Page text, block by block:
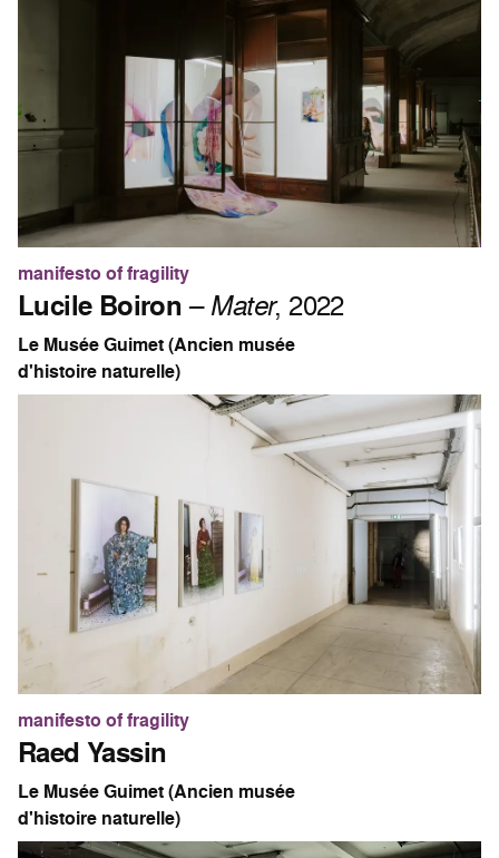
manifesto of fragility
Lucile Boiron–Mater, 2022
Le Musée Guimet (Ancien musée
d'histoire naturelle)
manifesto of fragility
Raed Yassin
Le Musée Guimet (Ancien musée
d'histoire naturelle)